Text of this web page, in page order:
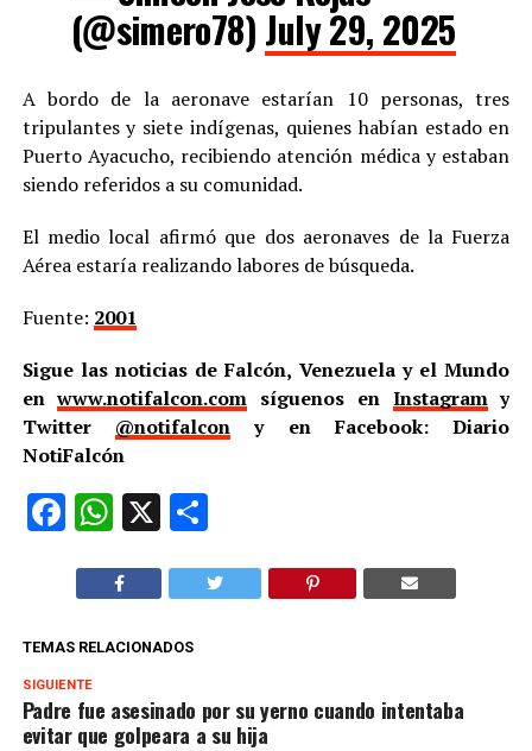
(@simero78) July 29, 2025
A bordo de la aeronave estarían 10 personas, tres
tripulantes y siete indígenas, quienes habían estado en
Puerto Ayacucho, recibiendo atención médica y estaban
siendo referidos a su comunidad.
El medio local afirmó que dos aeronaves de la Fuerza
Aérea estaría realizando labores de búsqueda.
Fuente: 2001
Sigue las noticias de Falcón, Venezuela y el Mundo
enwww.notifalcon.com síguenos en Instagramy
Twitter @notifalcon y en Facebook: Diario
NotiFalcón
Facebook
WhatsApp
X Compartir
TEMAS RELACIONADOS
SIGUIENTE
Padre fue asesinado por su yerno cuando intentaba
evitar que golpeara a su hija